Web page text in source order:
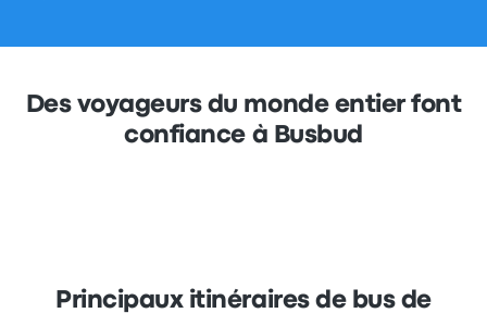
Des voyageurs du monde entier font
confiance à Busbud
Principaux itinéraires de bus de